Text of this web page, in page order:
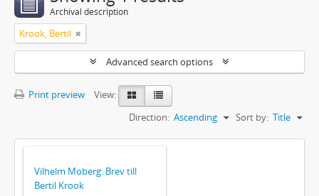
Archival description
Krook, Bertil
Advanced search options
Print preview
View:
Sort by: Title
Direction: Ascending
Vilhelm Moberg: Brev till
Bertil Krook